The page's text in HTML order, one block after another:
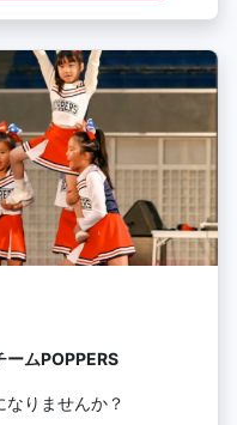
ームPOPPERS
なりませんか？